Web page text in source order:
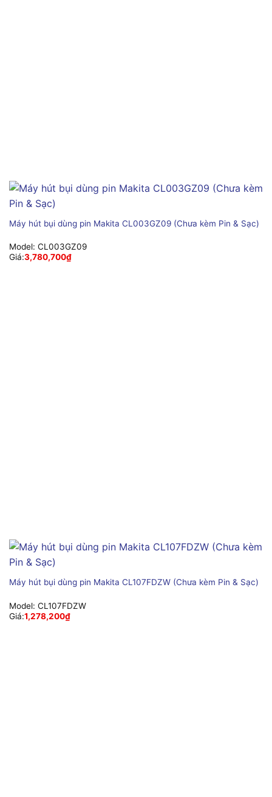
Máy hút bụi dùng pin Makita CL003GZ09 (Chưa kèm Pin & Sạc)
Model: CL003GZ09
Giá:3,780,700₫
Máy hút bụi dùng pin Makita CL107FDZW (Chưa kèm Pin & Sạc)
Model: CL107FDZW
Giá:1,278,200₫